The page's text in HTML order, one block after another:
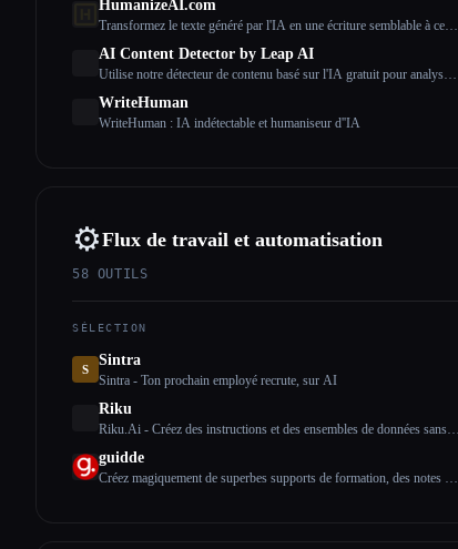
HumanizeAI.com
Transformez le texte généré par l'IA en une écriture semblable à celle
AI Content Detector by Leap AI
Utilise notre détecteur de contenu basé sur l'IA gratuit pour analyser
100 % gratuit pour toujours.
WriteHuman
WriteHuman : IA indétectable et humaniseur d''IA
⚙️Flux de travail et automatisation
58 OUTILS
SÉLECTION
S
Sintra
Sintra - Ton prochain employé recrute, sur AI
Riku
Riku.Ai - Créez des instructions et des ensembles de données sans
guidde
Créez magiquement de superbes supports de formation, des notes de